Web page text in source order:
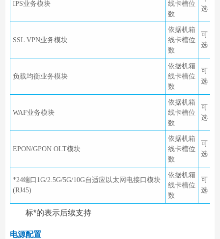
IPS业务模块
线卡槽位
数
选
SSL VPN业务模块
依据机箱
线卡槽位
数
可
选
负载均衡业务模块
依据机箱
线卡槽位
数
可
选
WAF业务模块
依据机箱
线卡槽位
数
可
选
EPON/GPON OLT模块
依据机箱
线卡槽位
数
可
选
*24端口1G/2.5G/5G/10G自适应以太网电接口模块
(RJ45)
依据机箱
线卡槽位
数
可
选
标*的表示后续支持
电源配置